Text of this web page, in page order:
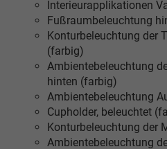
Sitzbelüftung
vorn
[PY2]
S
line
Paket)
Interieurapplikationen
Fußraumbeleuchtung
Konturbeleuchtung der
(farbig)
Ambientebeleuchtung
hinten (farbig)
Ambientebeleuchtung
Cupholder, beleuchtet
Konturbeleuchtung der
Ambientebeleuchtung